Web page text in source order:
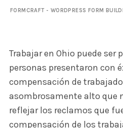
FORMCRAFT - WORDPRESS FORM
Trabajar en Ohio puede ser
personas presentaron con
compensación de
asombrosamente alto que
reflejar los reclamos que
compensación de los